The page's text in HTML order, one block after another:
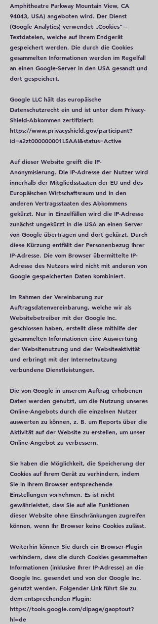
Amphitheatre Parkway Mountain View, CA
94043, USA) angeboten wird. Der Dienst
(Google Analytics) verwendet „Cookies“ –
Textdateien, welche auf Ihrem Endgerät
gespeichert werden. Die durch die Cookies
gesammelten Informationen werden im Regelfall
an einen Google-Server in den USA gesandt und
dort gespeichert.
Google LLC hält das europäische
Datenschutzrecht ein und ist unter dem Privacy-
Shield-Abkommen zertifiziert:
https://www.privacyshield.gov/participant?
id=a2zt000000001L5AAI&status=Active
Auf dieser Website greift die IP-
Anonymisierung. Die IP-Adresse der Nutzer wird
innerhalb der Mitgliedsstaaten der EU und des
Europäischen Wirtschaftsraum und in den
anderen Vertragsstaaten des Abkommens
gekürzt. Nur in Einzelfällen wird die IP-Adresse
zunächst ungekürzt in die USA an einen Server
von Google übertragen und dort gekürzt. Durch
diese Kürzung entfällt der Personenbezug Ihrer
IP-Adresse. Die vom Browser übermittelte IP-
Adresse des Nutzers wird nicht mit anderen von
Google gespeicherten Daten kombiniert.
Im Rahmen der Vereinbarung zur
Auftragsdatenvereinbarung, welche wir als
Websitebetreiber mit der Google Inc.
geschlossen haben, erstellt diese mithilfe der
gesammelten Informationen eine Auswertung
der Websitenutzung und der Websiteaktivität
und erbringt mit der Internetnutzung
verbundene Dienstleistungen.
Die von Google in unserem Auftrag erhobenen
Daten werden genutzt, um die Nutzung unseres
Online-Angebots durch die einzelnen Nutzer
auswerten zu können, z. B. um Reports über die
Aktivität auf der Website zu erstellen, um unser
Online-Angebot zu verbessern.
Sie haben die Möglichkeit, die Speicherung der
Cookies auf Ihrem Gerät zu verhindern, indem
Sie in Ihrem Browser entsprechende
Einstellungen vornehmen. Es ist nicht
gewährleistet, dass Sie auf alle Funktionen
dieser Website ohne Einschränkungen zugreifen
können, wenn Ihr Browser keine Cookies zulässt.
Weiterhin können Sie durch ein Browser-Plugin
verhindern, dass die durch Cookies gesammelten
Informationen (inklusive Ihrer IP-Adresse) an die
Google Inc. gesendet und von der Google Inc.
genutzt werden. Folgender Link führt Sie zu
dem entsprechenden Plugin:
https://tools.google.com/dlpage/gaoptout?
hl=de